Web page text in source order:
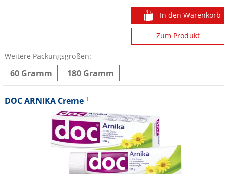
In den Warenkorb
Zum Produkt
Weitere Packungsgrößen:
60 Gramm 180 Gramm
DOC ARNIKA Creme 1